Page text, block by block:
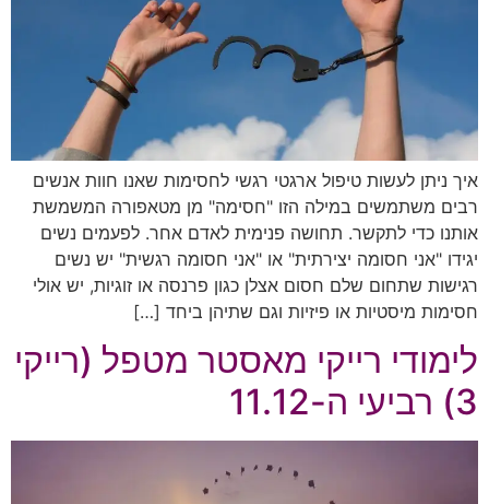
איך ניתן לעשות טיפול ארגטי רגשי לחסימות שאנו חוות אנשים
רבים משתמשים במילה הזו "חסימה" מן מטאפורה המשמשת
אותנו כדי לתקשר. תחושה פנימית לאדם אחר. לפעמים נשים
יגידו "אני חסומה יצירתית" או "אני חסומה רגשית" יש נשים
רגישות שתחום שלם חסום אצלן כגון פרנסה או זוגיות, יש אולי
חסימות מיסטיות או פיזיות וגם שתיהן ביחד […]
לימודי רייקי מאסטר מטפל (רייקי
3) רביעי ה-11.12